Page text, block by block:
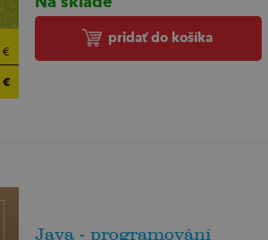
€
€
pridať do košíka
Java - programování